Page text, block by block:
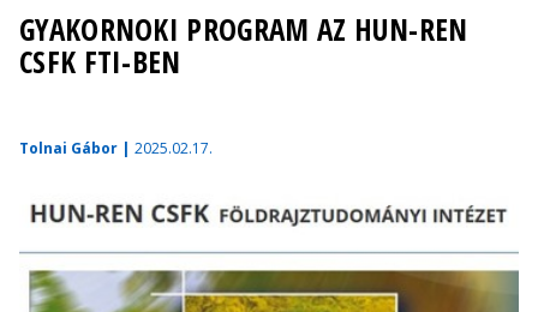
GYAKORNOKI PROGRAM AZ HUN-REN
CSFK FTI-BEN
Tolnai Gábor | 2025.02.17.